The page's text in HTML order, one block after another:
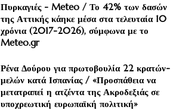
Πυρκαγιές - Meteo / Το 42% των δασών
της Αττικής κάηκε μέσα στα τελευταία 10
χρόνια (2017-2026), σύμφωνα με το
Meteo.gr
Ρένα Δούρου για πρωτοβουλία 22 κρατών-
μελών κατά Ισπανίας / «Προσπάθεια να
μετατραπεί η ατζέντα της Ακροδεξιάς σε
υποχρεωτική ευρωπαϊκή πολιτική»